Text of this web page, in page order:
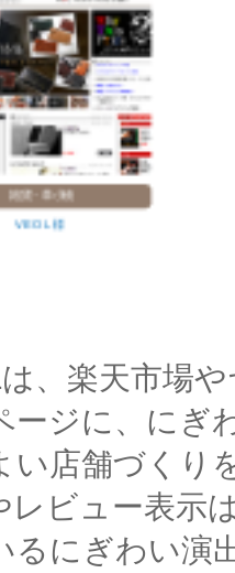
雑貨・革小物
VEOL 様
、楽天市場
ージに、にぎ
い店舗づくり
レビュー表示
るにぎわい演